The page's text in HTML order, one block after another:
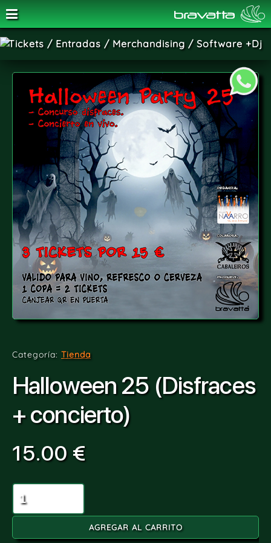
Tickets / Entradas / Merchandising / Software +Dj
Categoría: Tienda
Halloween 25 (Disfraces
+ concierto)
15.00 €
AGREGAR AL CARRITO
SALA BRAVATTA